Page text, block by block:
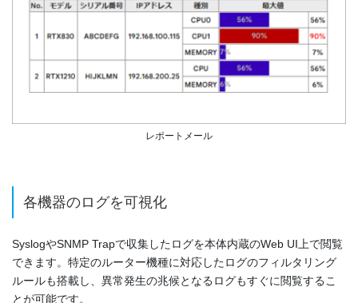
レポートメール
各機器のログを可視化
SyslogやSNMP Trapで収集したログを本体内蔵のWeb UI上で閲覧
できます。特定のルーター機種に対応したログのフィルタリング
ルールも搭載し、異常発生の兆候となるログもすぐに閲覧するこ
とが可能です。